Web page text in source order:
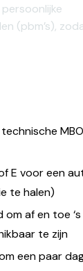
(pbm’s),
E voor een
te halen)
om af en toe
te zijn
een paar